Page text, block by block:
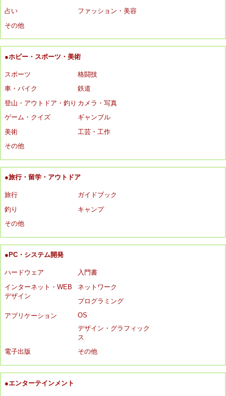
占い
ファッション・美容
その他
●ホビー・スポーツ・美術
スポーツ
格闘技
車・バイク
鉄道
登山・アウトドア・釣り カメラ・写真
ゲーム・クイズ
ギャンブル
美術
工芸・工作
その他
●旅行・留学・アウトドア
旅行
ガイドブック
釣り
キャンプ
その他
●PC・システム開発
ハードウェア
入門書
インターネット・WEB
デザイン
ネットワーク
プログラミング
アプリケーション
OS
デザイン・グラフィック
ス
電子出版
その他
●エンターテインメント